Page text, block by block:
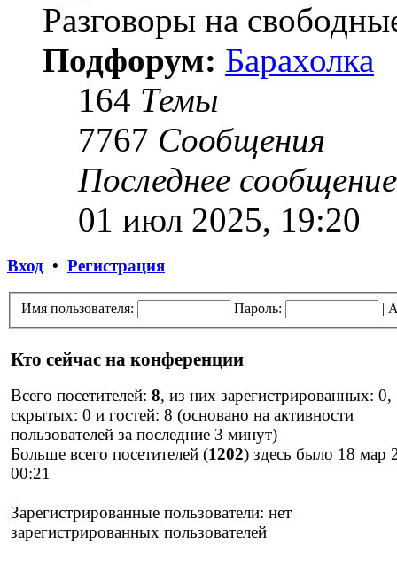
Разговоры на
Подфорум: Барахолка
164 Темы
7767 Сообщения
Последнее сообщение
01 июл 2025, 19:20
Вход • Регистрация
Имя пользователя: Пароль: |
Кто сейчас на конференции
Всего посетителей: 8, из них зарегистрированных: 0,
скрытых: 0 и гостей: 8 (основано на активности
пользователей за последние 3 минут)
Больше всего посетителей (1202) здесь было 18 мар
00:21
Зарегистрированные пользователи: нет
зарегистрированных пользователей